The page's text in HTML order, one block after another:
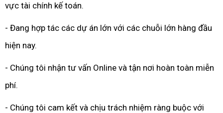
vực tài chính kế toán.
- Đang hợp tác các dự án lớn với các chuỗi lớn hàng đầu
hiện nay.
- Chúng tôi nhận tư vấn Online và tận nơi hoàn toàn miễn
phí.
- Chúng tôi cam kết và chịu trách nhiệm ràng buộc với